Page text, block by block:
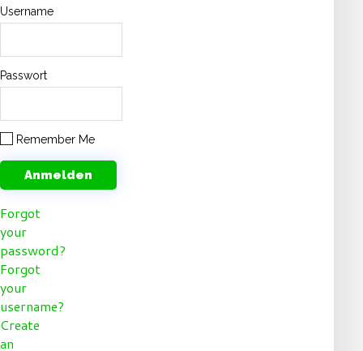
Username
Passwort
Remember Me
Forgot
your
password?
Forgot
your
username?
Create
an